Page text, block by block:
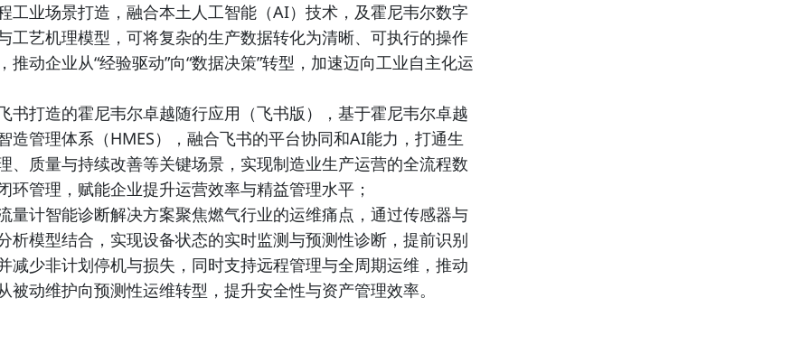
工业场景打造，融合本土人工智能（AI）技术，及霍尼韦尔数字
工艺机理模型，可将复杂的生产数据转化为清晰、可执行的操作
推动企业从“经验驱动”向“数据决策”转型，加速迈向工业自主化运
书打造的霍尼韦尔卓越随行应用（飞书版），基于霍尼韦尔卓越
造管理体系（HMES），融合飞书的平台协同和AI能力，打通生
、质量与持续改善等关键场景，实现制造业生产运营的全流程数
环管理，赋能企业提升运营效率与精益管理水平；
量计智能诊断解决方案聚焦燃气行业的运维痛点，通过传感器与
析模型结合，实现设备状态的实时监测与预测性诊断，提前识别
减少非计划停机与损失，同时支持远程管理与全周期运维，推动
被动维护向预测性运维转型，提升安全性与资产管理效率。